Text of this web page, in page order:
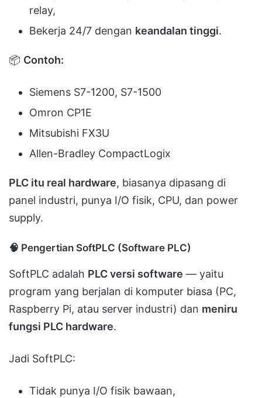
relay,
Bekerja 24/7 dengan keandalan tinggi.
📦 Contoh:
Siemens S7-1200, S7-1500
Omron CP1E
Mitsubishi FX3U
Allen-Bradley CompactLogix
PLC itu real hardware, biasanya dipasang di
panel industri, punya I/O fisik, CPU, dan power
supply.
🧠 Pengertian SoftPLC (Software PLC)
SoftPLC adalah PLC versi software — yaitu
program yang berjalan di komputer biasa (PC,
Raspberry Pi, atau server industri) dan meniru
fungsi PLC hardware.
Jadi SoftPLC:
Tidak punya I/O fisik bawaan,